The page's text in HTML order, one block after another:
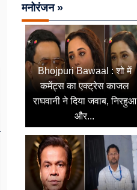
मनोरंजन »
Bhojpuri Bawaal : शो में
कमेंट्स का एक्ट्रेस काजल
राघवानी ने दिया जवाब, निरहुआ
और...